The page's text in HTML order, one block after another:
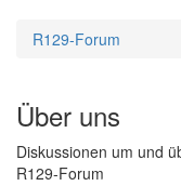
R129-Forum
Über uns
Diskussionen um und
R129-Forum